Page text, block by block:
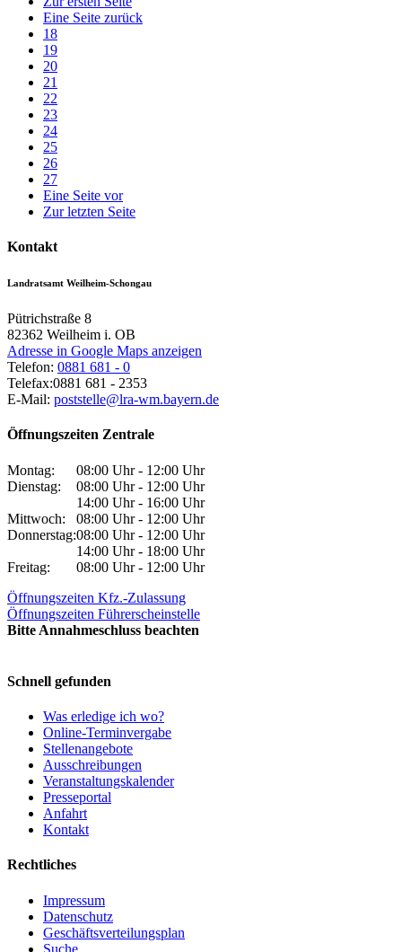
Eine Seite zurück
18
19
20
21
22
23
24
25
26
27
Eine Seite vor
Zur letzten Seite
Kontakt
Landratsamt Weilheim-Schongau
Pütrichstraße 8
82362 Weilheim i. OB
Adresse in Google Maps anzeigen
Telefon: 0881 681 - 0
Telefax:0881 681 - 2353
E-Mail: poststelle@lra-wm.bayern.de
Öffnungszeiten Zentrale
Montag:
08:00 Uhr - 12:00 Uhr
Dienstag:
08:00 Uhr - 12:00 Uhr
14:00 Uhr - 16:00 Uhr
Mittwoch:
08:00 Uhr - 12:00 Uhr
Donnerstag:08:00 Uhr - 12:00 Uhr
14:00 Uhr - 18:00 Uhr
Freitag:
08:00 Uhr - 12:00 Uhr
Öffnungszeiten Kfz.-Zulassung
Öffnungszeiten Führerscheinstelle
Bitte Annahmeschluss beachten
Schnell gefunden
Was erledige ich wo?
Online-Terminvergabe
Stellenangebote
Ausschreibungen
Veranstaltungskalender
Presseportal
Anfahrt
Kontakt
Rechtliches
Impressum
Datenschutz
Geschäftsverteilungsplan
Suche